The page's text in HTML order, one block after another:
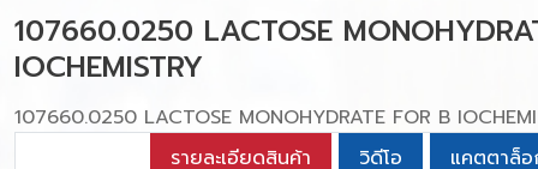
107660.0250 LACTOSE
IOCHEMISTRY
107660.0250 LACTOSE MONOHYDRATE FOR B
รายละเอียดสินค้า
วิดีโอ
แคตตาล็